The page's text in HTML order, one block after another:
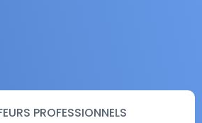
PROFESSIONNELS